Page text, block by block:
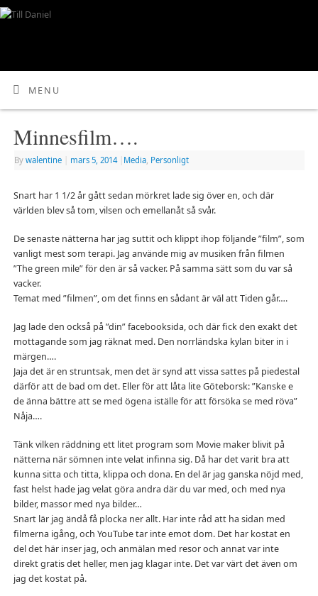
MENU
Minnesfilm….
By walentine mars 5, 2014 Media, Personligt
Snart har 1 1/2 år gått sedan mörkret lade sig över en, och där
världen blev så tom, vilsen och emellanåt så svår.
De senaste nätterna har jag suttit och klippt ihop följande ”film”, som
vanligt mest som terapi. Jag använde mig av musiken från filmen
”The green mile” för den är så vacker. På samma sätt som du var så
vacker.
Temat med ”filmen”, om det finns en sådant är väl att Tiden går….
Jag lade den också på ”din” facebooksida, och där fick den exakt det
mottagande som jag räknat med. Den norrländska kylan biter in i
märgen….
Jaja det är en struntsak, men det är synd att vissa sattes på piedestal
därför att de bad om det. Eller för att låta lite Göteborsk: ”Kanske e
de änna bättre att se med ögena iställe för att försöka se med röva”
Nåja….
Tänk vilken räddning ett litet program som Movie maker blivit på
nätterna när sömnen inte velat infinna sig. Då har det varit bra att
kunna sitta och titta, klippa och dona. En del är jag ganska nöjd med,
fast helst hade jag velat göra andra där du var med, och med nya
bilder, massor med nya bilder…
Snart lär jag ändå få plocka ner allt. Har inte råd att ha sidan med
filmerna igång, och YouTube tar inte emot dom. Det har kostat en
del det här inser jag, och anmälan med resor och annat var inte
direkt gratis det heller, men jag klagar inte. Det var värt det även om
jag det kostat på.